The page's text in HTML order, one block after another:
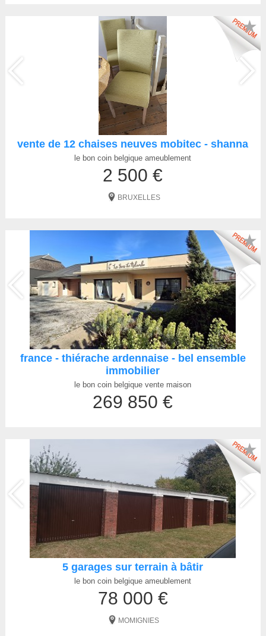
vente de 12 chaises neuves mobitec - shanna
le bon coin belgique ameublement
2 500 €
BRUXELLES
★
france - thiérache ardennaise - bel ensemble
immobilier
le bon coin belgique vente maison
269 850 €
★
5 garages sur terrain à bâtir
le bon coin belgique ameublement
78 000 €
MOMIGNIES
★